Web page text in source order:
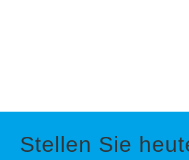
Stellen Sie